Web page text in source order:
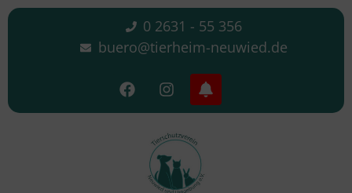
0 2631 - 55 356
buero@tierheim-neuwied.de